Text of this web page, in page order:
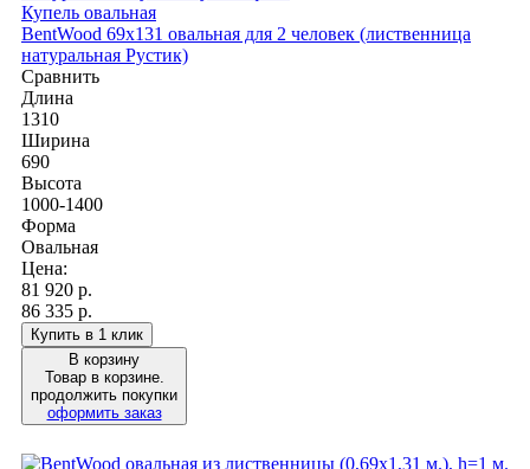
Купель овальная
BentWood 69х131 овальная для 2 человек (лиственница
натуральная Рустик)
Сравнить
Длина
1310
Ширина
690
Высота
1000-1400
Форма
Овальная
Цена:
81 920 р.
86 335 р.
Купить в 1 клик
В корзину
Товар в корзине.
продолжить покупки
оформить заказ